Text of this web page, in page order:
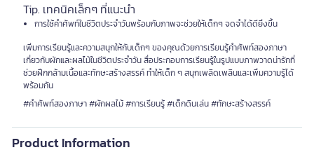
Tip. เทคนิคเล็กๆ ที่แนะนำ
การใช้คำศัพท์ในชีวิตประจำวันพร้อมกับภาพจะช่วยให้เด็กๆ จดจำได้ดียิ่งขึ้น
เพิ่มการเรียนรู้และความสนุกให้กับเด็กๆ ของคุณด้วยการเรียนรู้คำศัพท์สองภาษา
เกี่ยวกับผักและผลไม้ในชีวิตประจำวัน สื่อประกอบการเรียนรู้ในรูปแบบภาพวาดน่ารักที่
ช่วยฝึกกล้ามเนื้อและทักษะสร้างสรรค์ ทำให้เด็ก ๆ สนุกเพลิดเพลินและเพิ่มความรู้ได้
พร้อมกัน
#คำศัพท์สองภาษา #ผักผลไม้ #การเรียนรู้ #เด็กดินเล่น #ทักษะสร้างสรรค์
Product Information